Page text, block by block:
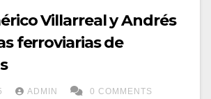
Villarreal y Andrés
ferroviarias de
ADMIN 0 COMMENTS